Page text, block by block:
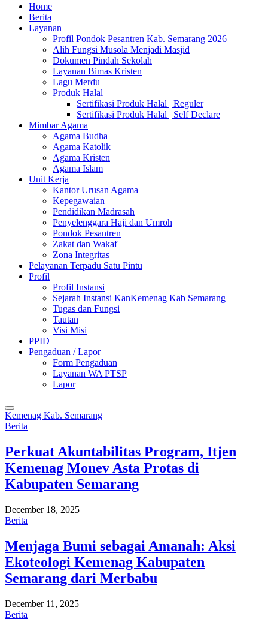
Home
Berita
Layanan
Profil Pondok Pesantren Kab. Semarang 2026
Alih Fungsi Musola Menjadi Masjid
Dokumen Pindah Sekolah
Layanan Bimas Kristen
Lagu Merdu
Produk Halal
Sertifikasi Produk Halal | Reguler
Sertifikasi Produk Halal | Self Declare
Mimbar Agama
Agama Budha
Agama Katolik
Agama Kristen
Agama Islam
Unit Kerja
Kantor Urusan Agama
Kepegawaian
Pendidikan Madrasah
Penyelenggara Haji dan Umroh
Pondok Pesantren
Zakat dan Wakaf
Zona Integritas
Pelayanan Terpadu Satu Pintu
Profil
Profil Instansi
Sejarah Instansi KanKemenag Kab Semarang
Tugas dan Fungsi
Tautan
Visi Misi
PPID
Pengaduan / Lapor
Form Pengaduan
Layanan WA PTSP
Lapor
Kemenag Kab. Semarang
Berita
Perkuat Akuntabilitas Program, Itjen
Kemenag Monev Asta Protas di
Kabupaten Semarang
December 18, 2025
Berita
Menjaga Bumi sebagai Amanah: Aksi
Ekoteologi Kemenag Kabupaten
Semarang dari Merbabu
December 11, 2025
Berita